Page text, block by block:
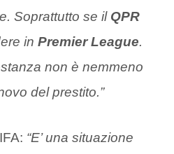
Soprattutto se il QPR
in Premier League.
non è nemmeno
del prestito.”
“E’ una situazione